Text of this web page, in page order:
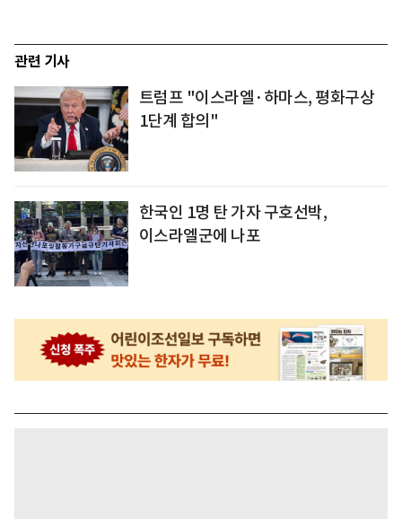
관련 기사
트럼프 "이스라엘·하마스, 평화구상
1단계 합의"
한국인 1명 탄 가자 구호선박,
이스라엘군에 나포